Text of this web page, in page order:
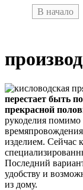
В начало
перестает быть
прекрасной
рукоделия
изделием. Сейчас
Последний
удобству и
из дому.